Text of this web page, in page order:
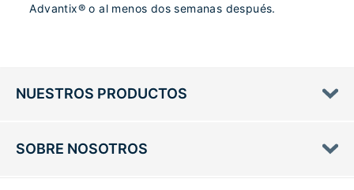
Advantix® o al menos dos semanas después.
NUESTROS PRODUCTOS
SOBRE NOSOTROS